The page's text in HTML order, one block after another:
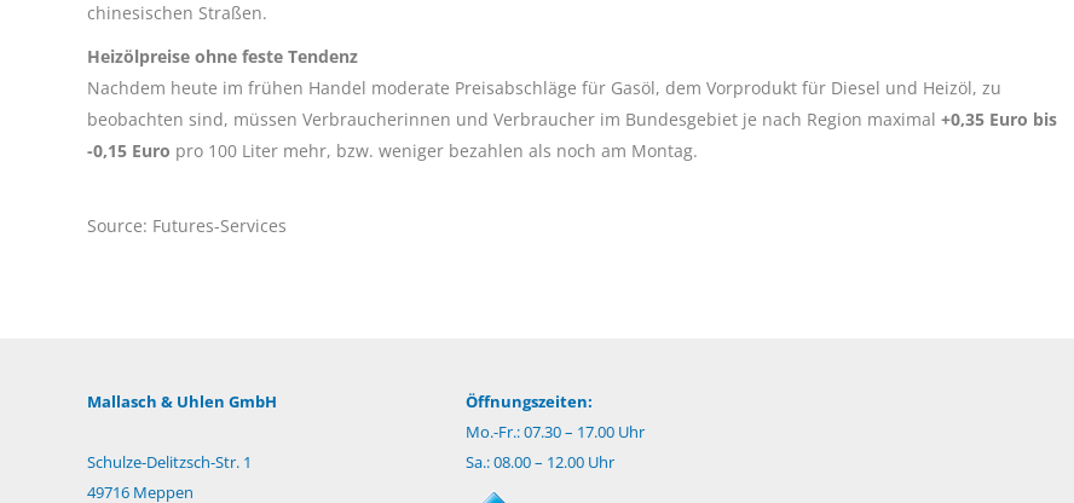
chinesischen Straßen.
Heizölpreise ohne feste Tendenz
Nachdem heute im frühen Handel moderate Preisabschläge für Gasöl, dem Vorprodukt für Diesel und Heizöl, zu
beobachten sind, müssen Verbraucherinnen und Verbraucher im Bundesgebiet je nach Region maximal +0,35 Euro bis
-0,15 Euro pro 100 Liter mehr, bzw. weniger bezahlen als noch am Montag.
Source: Futures-Services
Mallasch & Uhlen GmbH
Schulze-Delitzsch-Str. 1
49716 Meppen
Öffnungszeiten:
Mo.-Fr.: 07.30 – 17.00 Uhr
Sa.: 08.00 – 12.00 Uhr